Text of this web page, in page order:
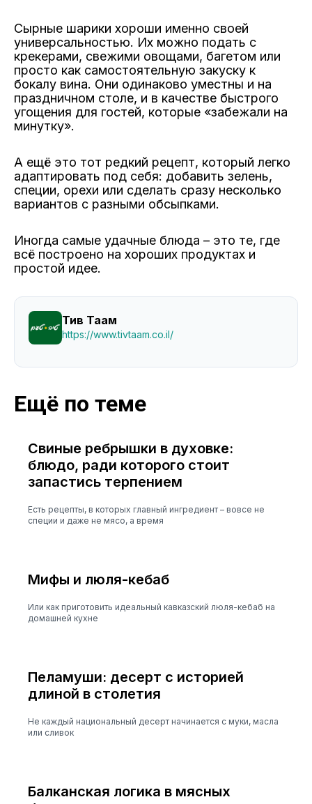
Сырные шарики хороши именно своей
универсальностью. Их можно подать с
крекерами, свежими овощами, багетом или
просто как самостоятельную закуску к
бокалу вина. Они одинаково уместны и на
праздничном столе, и в качестве быстрого
угощения для гостей, которые «забежали на
минутку».
А ещё это тот редкий рецепт, который легко
адаптировать под себя: добавить зелень,
специи, орехи или сделать сразу несколько
вариантов с разными обсыпками.
Иногда самые удачные блюда – это те, где
всё построено на хороших продуктах и
простой идее.
Тив Таам
https://www.tivtaam.co.il/
Ещё по теме
Свиные ребрышки в духовке:
блюдо, ради которого стоит
запастись терпением
Есть рецепты, в которых главный ингредиент – вовсе не
специи и даже не мясо, а время
Мифы и люля-кебаб
Или как приготовить идеальный кавказский люля-кебаб на
домашней кухне
Пеламуши: десерт с историей
длиной в столетия
Не каждый национальный десерт начинается с муки, масла
или сливок
Балканская логика в мясных